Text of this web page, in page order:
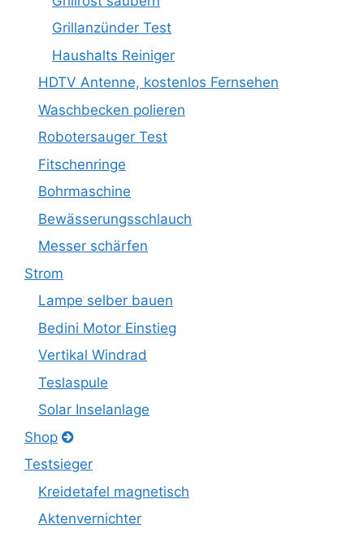
Grillanzünder Test
Haushalts Reiniger
HDTV Antenne, kostenlos Fernsehen
Waschbecken polieren
Robotersauger Test
Fitschenringe
Bohrmaschine
Bewässerungsschlauch
Messer schärfen
Strom
Lampe selber bauen
Bedini Motor Einstieg
Vertikal Windrad
Teslaspule
Solar Inselanlage
Shop
Testsieger
Kreidetafel magnetisch
Aktenvernichter